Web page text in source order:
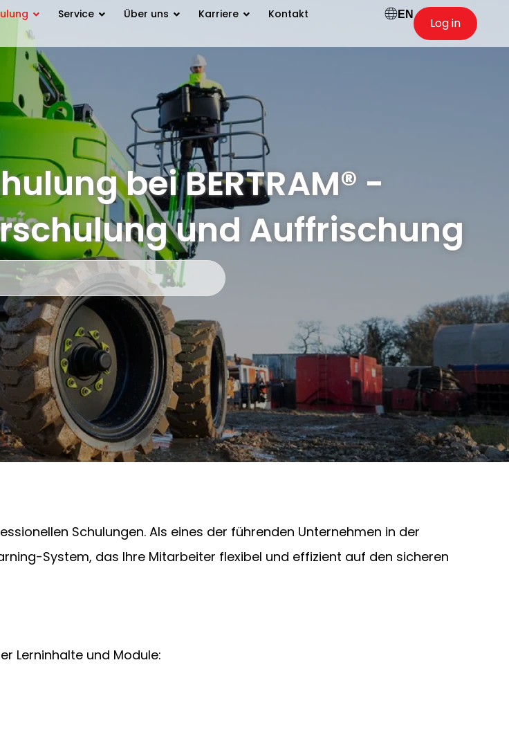
Service Über uns Karriere Kontakt EN
Log in
bei BERTRAM® -
und Auffrischung
Schulungen. Als eines der führenden Unternehmen in der
System, das Ihre Mitarbeiter flexibel und effizient auf den sicheren
Lerninhalte und Module: